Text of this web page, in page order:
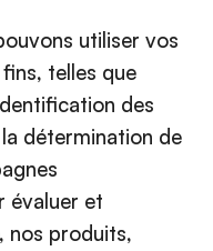
utiliser vos
telles que
des
détermination de
évaluer et
nos produits,